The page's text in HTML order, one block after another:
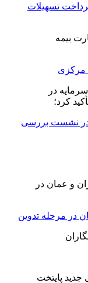
تسهیلات
مرکزی
در نشست بررسی
در مرحله تدوین